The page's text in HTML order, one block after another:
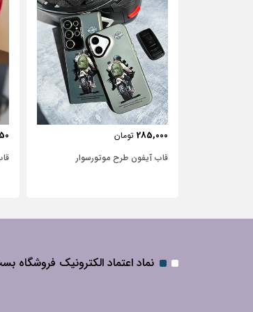
468,750 تومان
قاب آیفون چرمی طرح مار
نماد اعتماد الکترونیک فروشگاه